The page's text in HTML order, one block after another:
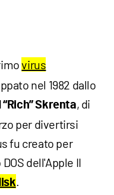
virus
nel 1982 dallo
“Rich” Skrenta, di
per divertirsi
fu creato per
dell'Apple II
.